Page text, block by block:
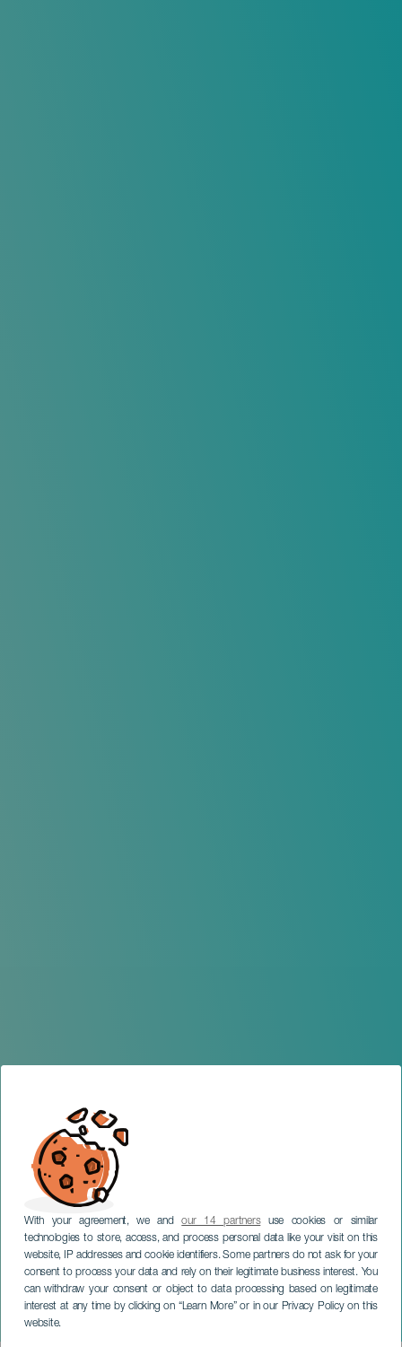
With your agreement, we andour 14 partnersuse cookies or similar
technologies to store, access, and process personal data like your visit on this
website, IP addresses and cookie identifiers. Some partners do not ask for your
consent to process your data and rely on their legitimate business interest. You
can withdraw your consent or object to data processing based on legitimate
interest at any time by clicking on “Learn More” or in our Privacy Policy on this
website.
Esther van Hees y Atlantic
Jazz Lab Orchestra
LANZAROTE